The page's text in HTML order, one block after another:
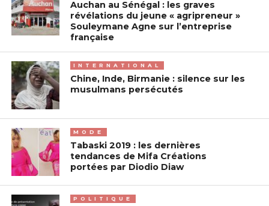
Auchan au Sénégal : les graves
révélations du jeune « agripreneur »
Souleymane Agne sur l’entreprise
française
INTERNATIONAL
Chine, Inde, Birmanie : silence sur les
musulmans persécutés
MODE
Tabaski 2019 : les dernières
tendances de Mifa Créations
portées par Diodio Diaw
POLITIQUE